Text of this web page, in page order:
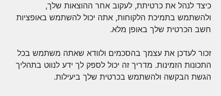
כיצד לנהל את כרטיתת, לעקוב אחר ההוצאות שלך,
ולהשתמש בתמיכת הלקוחות, אתה יכול להשתמש באופציות
חשב הכרטית שלך באופן מלא.
זכור לעדכן את עצמך בהסכמים ולוודא שאתה משתמש בכל
התכונות הזמינות. מדריך זה יכול לספק לך ידע לנווט בתהליך
הגשת הבקשה ולהשתמש בכרטית שלך ביעילות.